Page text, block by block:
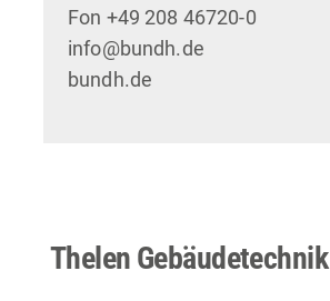
Fon +49 208 46720-0
info@bundh.de
bundh.de
Thelen Gebäudetechnik